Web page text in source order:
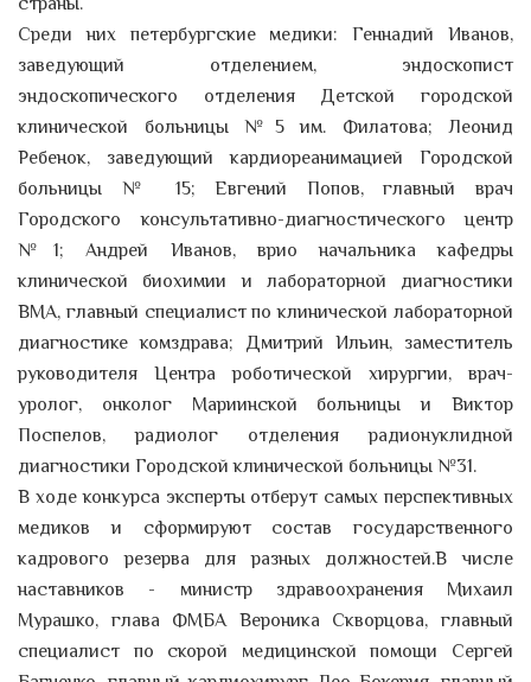
Среди них петербургские медики: Геннадий Иванов,
заведующий отделением, эндоскопист
эндоскопического отделения Детской городской
клинической больницы №5 им. Филатова; Леонид
Ребенок, заведующий кардиореанимацией Городской
больницы № 15; Евгений Попов, главный врач
Городского консультативно-диагностического центр
№1; Андрей Иванов, врио начальника кафедры
клинической биохимии и лабораторной диагностики
ВМА, главный специалист по клинической лабораторной
диагностике комздрава; Дмитрий Ильин, заместитель
руководителя Центра роботической хирургии, врач-
уролог, онколог Мариинской больницы и Виктор
Поспелов, радиолог отделения радионуклидной
диагностики Городской клинической больницы №31.
В ходе конкурса эксперты отберут самых перспективных
медиков и сформируют состав государственного
кадрового резерва для разных должностей.В числе
наставников - министр здравоохранения Михаил
Мурашко, глава ФМБА Вероника Скворцова, главный
специалист по скорой медицинской помощи Сергей